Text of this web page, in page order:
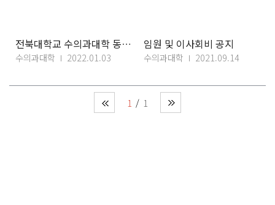
전북대학교 수의과대학 동문 여러분 2022년 새해가 밝았습니다.
수의과대학 2022.01.03
임원 및 이사회비 공지
수의과대학 2021.09.14
1 1